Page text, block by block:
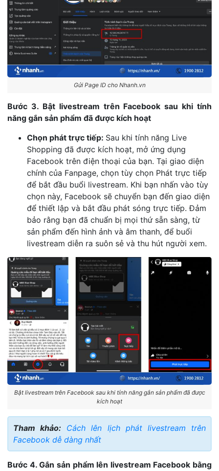
Gửi Page ID cho Nhanh.vn
Bước 3. Bật livestream trên Facebook sau khi tính
năng gắn sản phẩm đã được kích hoạt
Chọn phát trực tiếp: Sau khi tính năng Live
Shopping đã được kích hoạt, mở ứng dụng
Facebook trên điện thoại của bạn. Tại giao diện
chính của Fanpage, chọn tùy chọn Phát trực tiếp
để bắt đầu buổi livestream. Khi bạn nhấn vào tùy
chọn này, Facebook sẽ chuyển bạn đến giao diện
để thiết lập và bắt đầu phát sóng trực tiếp. Đảm
bảo rằng bạn đã chuẩn bị mọi thứ sẵn sàng, từ
sản phẩm đến hình ảnh và âm thanh, để buổi
livestream diễn ra suôn sẻ và thu hút người xem.
Bật livestream trên Facebook sau khi tính năng gắn sản phẩm đã được
kích hoạt
Tham khảo: Cách lên lịch phát livestream trên
Facebook dễ dàng nhất
Bước 4. Gắn sản phẩm lên livestream Facebook bằng